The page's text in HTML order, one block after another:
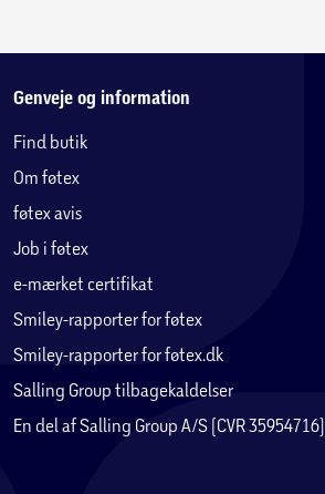
Genveje og information
Find butik
Om føtex
føtex avis
Job i føtex
e-mærket certifikat
Smiley-rapporter for føtex
Smiley-rapporter for føtex.dk
Salling Group tilbagekaldelser
En del af Salling Group A/S (CVR 35954716)